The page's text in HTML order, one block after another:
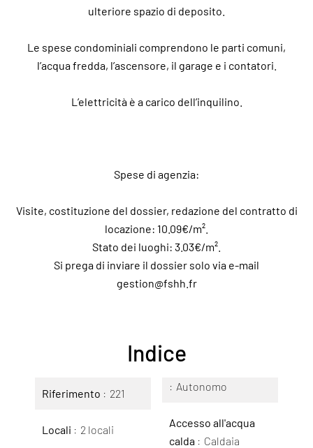
ulteriore spazio di deposito.
Le spese condominiali comprendono le parti comuni,
l’acqua fredda, l’ascensore, il garage e i contatori.
L’elettricità è a carico dell’inquilino.
Spese di agenzia:
Visite, costituzione del dossier, redazione del contratto di
locazione: 10.09€/m².
Stato dei luoghi: 3.03€/m².
Si prega di inviare il dossier solo via e-mail
gestion@fshh.fr
Indice
Riferimento 221
Locali 2 locali
Autonomo
Accesso all'acqua
calda
Caldaia